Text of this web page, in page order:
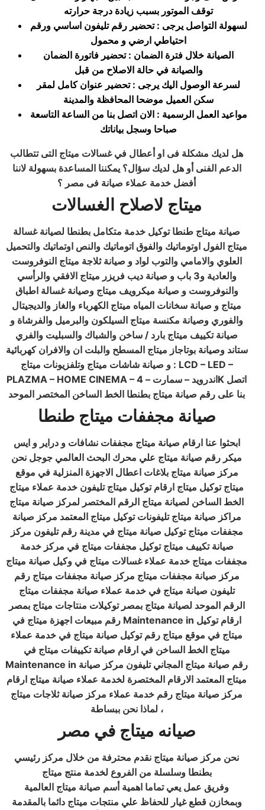
توقف الموتور بسبب زيادة درجة حرارته
لسهولة التواصل يرجى : تحضير رقم تليفون اساسي ورقم
احتياطي ارضي و محمول
الصيانة خلال فترة الضمان : تحضير فاتورة الضمان
والصيانة في حالة الاصلاح من قبل
لسرعة الوصول اليك يرجى : تحضير عنوان كامل لمقر
سكن العميل موضحا المحافظة والمدينة
مواعيد العمل الرسمية : الان اتصل بنا من الساعة التاسعة
صباحا وسجل بياناتك
هل لديك مشكلة فى او أعطال في غسالات ميتاج التى تتطالب
الدعم الفنى أو هل لديك سؤال؟ يمكننا المساعدة بسهولة لاننا
أفضل خدمة عملاء صيانة فى مصر ؟
ميتاج لاصلاح الغسالات
صيانة ميتاج طنطا توكيل خدمة متكامل بطنطا لصيانة غسالة
ميتاج الفول اوتوماتيك والفوق اتوماتيك والنص اوتماتيك والتحميل
العلوي والامامي والتوب لواد و صيانة ثلاجة ميتاج النوفروست
والعادية و3 باب و صيانة ديب فريزر ميتاج الافقي والرأسي
والنوفروست و صيانة ميكرويف ميتاج وصيانة غسالة اطباق
ميتاج و صيانة سخانات المياه ميتاج الكهرباء والغاز والديجيتال
والفوري وصيانة مكنسة ميتاج السيلكون والبرميل والفرشاة و
صيانة تكييف ميتاج بارد / ساخن والشباك والسبليت والفري
ستاند وصيانة بوتاجاز ميتاج المسطح والبلت ان والافران كهربائية
و صيانة شاشات ميتاج وتلفزيونات ميتاج : LCD – LED –
PLAZMA – HOME CINEMA – اندرويد – سمارت – 4K اتصل
بنا على رقم صيانة ميتاج بطنطا الخط الساخن المختصر الموحد
صيانة مجففات ميتاج طنطا
ابحثوا عنا ارقام صيانة ميتاج مجففات نشافات و دراير و ايس
ميكر رقم صيانة ميتاج علي محرك البحث العالمي جوجل نحن
مركز صيانة ميتاج بلاغات اعطال الاجهزة المنزلية في موقع
ميتاج توكيل ميتاج ارقام توكيل ميتاج تليفون خدمة عملاء ميتاج
الخط الساخن لصيانة ميتاج الرقم المختصر لمركز صيانة ميتاج
مراكز صيانة ميتاج تليفونات توكيل ميتاج المعتمد مركز صيانة
مجففات ميتاج توكيل صيانة ميتاج في مدينة رقم تليفون مركز
صيانة تكييف ميتاج توكيل مجففات ميتاج في مركز خدمة
مجففات ميتاج خدمة عملاء غسالات ميتاج في وكيل صيانة ميتاج
مركز صيانة مجففات ميتاج مركز صيانة مجففات ميتاج رقم
تليفون صيانة ميتاج في خدمة عملاء صيانة مجففات ميتاج
الرقم الموحد لصيانة ميتاج بمصر توكيلات منتاجات ميتاج بمصر
رقم مبيعات اجهزة ميتاج في Maintenance in ارقام توكيل
ميتاج في موقع ميتاج رقم توكيل صيانة ميتاج في خدمة عملاء
ميتاج الخط الساخن في ارقام صيانة تكييفات ميتاج في
Maintenance in رقم صيانة ميتاج المجاني تليفون مركز صيانة
ميتاج المعتمد الارقام المختصرة لخدمة عملاء صيانة ميتاج ارقام
مركز صيانة ميتاج رقم خدمة عملاء مركز صيانة ثلاجات ميتاج
لماذا نحن ببساطة ،
صيانه ميتاج في مصر
نحن مركز صيانة ميتاج نقدم محترفة من خلال مركز رئيسي
بطنطا وسلسلة من الفروع لخدمة منتج ميتاج
وفريق عمل يعي تماما اهمية أسم صيانة ميتاج العالمية
وبمخازن قطع غيار للحفاظ علي منتجات ميتاج دائما بالمقدمة